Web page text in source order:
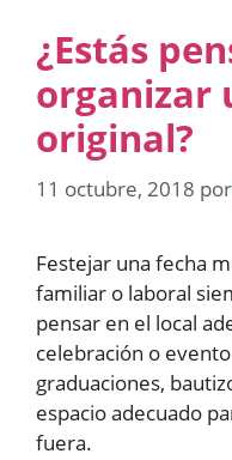
¿Estás
organizar
original?
11 octubre, 2018 por
Festejar una fecha
familiar o laboral
pensar en el local
celebración o
graduaciones,
espacio adecuado
fuera.